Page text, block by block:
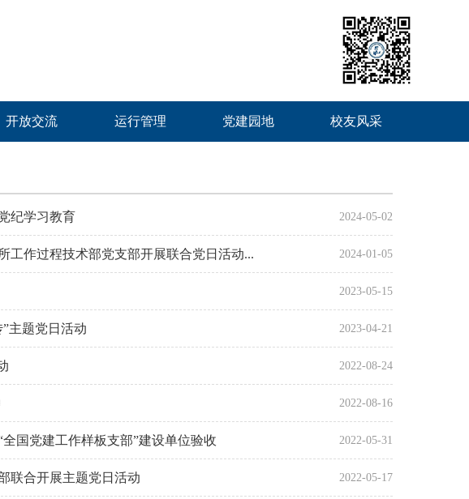
开放交流 运行管理 党建园地 校友风采
纪学习教育 2024-05-02
工作过程技术部党支部开展联合党日活动... 2024-01-05
2023-05-15
主题党日活动 2023-04-21
2022-08-24
2022-08-16
国党建工作样板支部”建设单位验收 2022-05-31
联合开展主题党日活动 2022-05-17